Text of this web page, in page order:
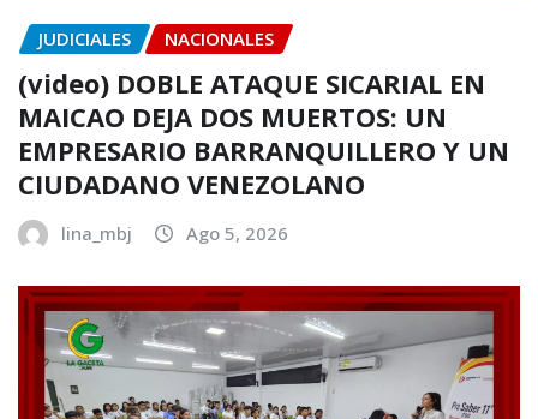
JUDICIALES NACIONALES
(video) DOBLE ATAQUE SICARIAL EN
MAICAO DEJA DOS MUERTOS: UN
EMPRESARIO BARRANQUILLERO Y UN
CIUDADANO VENEZOLANO
lina_mbj Ago 5, 2026